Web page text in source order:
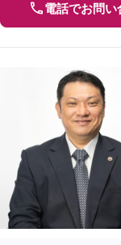
電話でお問い